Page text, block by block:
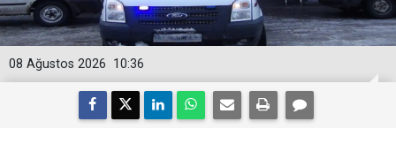
10:36
08 Ağustos 2026